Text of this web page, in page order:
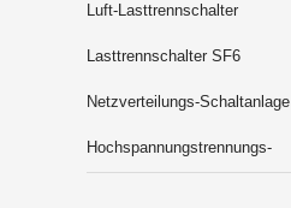
Luft-Lasttrennschalter
Lasttrennschalter SF6
Netzverteilungs-Schaltanlage
Hochspannungstrennungs-